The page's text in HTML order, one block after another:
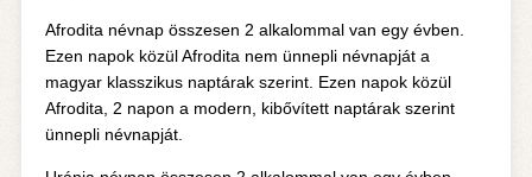
Afrodita névnap összesen 2 alkalommal van egy évben.
Ezen napok közül Afrodita nem ünnepli névnapját a
magyar klasszikus naptárak szerint. Ezen napok közül
Afrodita, 2 napon a modern, kibővített naptárak szerint
ünnepli névnapját.